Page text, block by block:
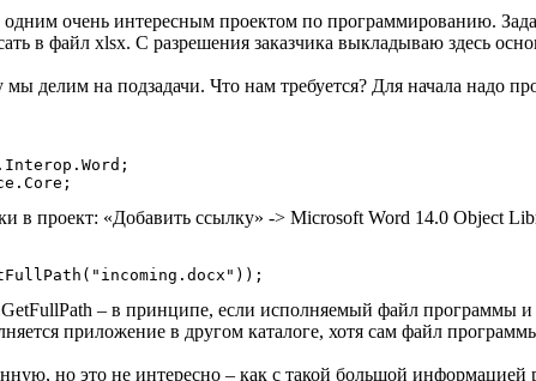
очень интересным проектом по программированию.
в файл xlsx. С разрешения заказчика выкладываю здесь
делим на подзадачи. Что нам требуется? Для начала надо
в проект: «Добавить ссылку» -> Microsoft Word 14.0 Object
– в принципе, если исполняемый файл программы
приложение в другом каталоге, хотя сам файл
но это не интересно – как с такой большой информацией